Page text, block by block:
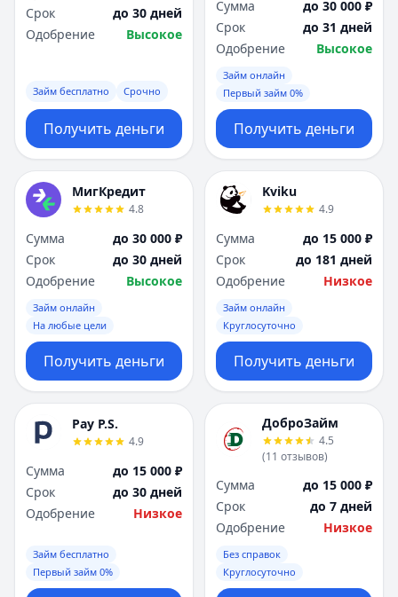
Срок
до 30 дней
Одобрение
Высокое
Займ бесплатно Срочно
Получить деньги
Сумма
до 30 000 ₽
Срок
до 31 дней
Одобрение
Высокое
Займ онлайн
Первый займ 0%
Получить деньги
МигКредит
4.8
Сумма
до 30 000 ₽
Срок
до 30 дней
Одобрение
Высокое
Займ онлайн
На любые цели
Получить деньги
Kviku
4.9
Сумма
до 15 000 ₽
Срок
до 181 дней
Одобрение
Низкое
Займ онлайн
Круглосуточно
Получить деньги
Pay P.S.
4.9
Сумма
до 15 000 ₽
Срок
до 30 дней
Одобрение
Низкое
Займ бесплатно
Первый займ 0%
ДоброЗайм
4.5
(11 отзывов)
Сумма
до 15 000 ₽
Срок
до 7 дней
Одобрение
Низкое
Без справок
Круглосуточно